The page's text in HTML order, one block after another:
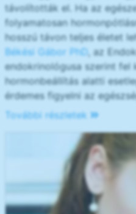
távolították el. Ha az
folyamatosan
hosszú távon teljes életet
Békési Gábor PhD, az
endokrinológusa szerint fel
hormonbeállítás alatti
érdemes figyelni az
További részletek